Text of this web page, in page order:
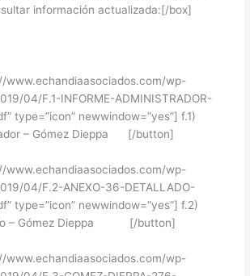
información actualizada:[/box]
www.echandiaasociados.com/wp-
04/F.1-INFORME-ADMINISTRADOR-
type=”icon” newwindow=”yes”] f.1)
– Gómez Dieppa [/button]
www.echandiaasociados.com/wp-
04/F.2-ANEXO-36-DETALLADO-
type=”icon” newwindow=”yes”] f.2)
– Gómez Dieppa [/button]
www.echandiaasociados.com/wp-